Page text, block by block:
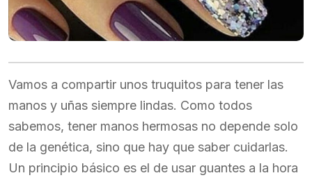
Vamos a compartir unos truquitos para tener las
manos y uñas siempre lindas. Como todos
sabemos, tener manos hermosas no depende solo
de la genética, sino que hay que saber cuidarlas.
Un principio básico es el de usar guantes a la hora